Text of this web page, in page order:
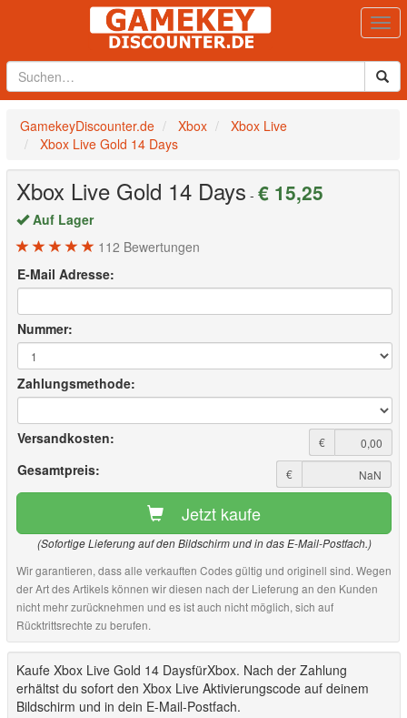
GamekeyDiscounter.de Xbox
Xbox Live
Xbox Live Gold 14 Days
Xbox Live Gold 14 Days - € 15,25
Auf Lager
112 Bewertungen
E-Mail Adresse:
Nummer:
Zahlungsmethode:
Versandkosten: €
Gesamtpreis: €
Jetzt kaufe
(Sofortige Lieferung auf den Bildschirm und in das E-Mail-Postfach.)
Wir garantieren, dass alle verkauften Codes gültig und originell sind. Wegen
der Art des Artikels können wir diesen nach der Lieferung an den Kunden
nicht mehr zurücknehmen und es ist auch nicht möglich, sich auf
Rücktrittsrechte zu berufen.
Kaufe Xbox Live Gold 14 DaysfürXbox. Nach der Zahlung
erhältst du sofort den Xbox Live Aktivierungscode auf deinem
Bildschirm und in dein E-Mail-Postfach.